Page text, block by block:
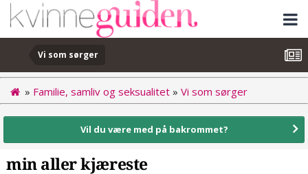
Vi som sørger
» Familie, samliv og seksualitet » Vi som sørger
Vil du være med på bakrommet?
min aller kjæreste